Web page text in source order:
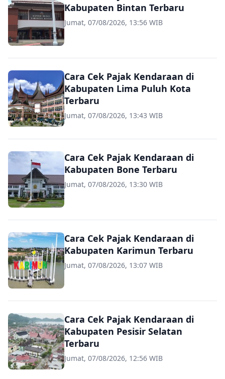
Kabupaten Bintan Terbaru
Jumat, 07/08/2026, 13:56 WIB
Cara Cek Pajak Kendaraan di
Kabupaten Lima Puluh Kota
Terbaru
Jumat, 07/08/2026, 13:43 WIB
Cara Cek Pajak Kendaraan di
Kabupaten Bone Terbaru
Jumat, 07/08/2026, 13:30 WIB
Cara Cek Pajak Kendaraan di
Kabupaten Karimun Terbaru
Jumat, 07/08/2026, 13:07 WIB
Cara Cek Pajak Kendaraan di
Kabupaten Pesisir Selatan
Terbaru
Jumat, 07/08/2026, 12:56 WIB